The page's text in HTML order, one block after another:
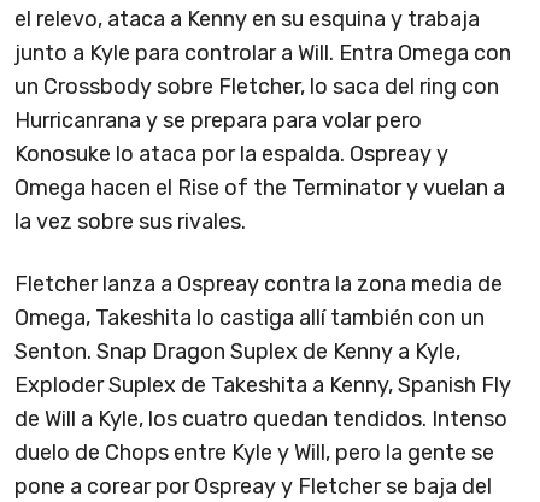
el relevo, ataca a Kenny en su esquina y trabaja
junto a Kyle para controlar a Will. Entra Omega con
un Crossbody sobre Fletcher, lo saca del ring con
Hurricanrana y se prepara para volar pero
Konosuke lo ataca por la espalda. Ospreay y
Omega hacen el Rise of the Terminator y vuelan a
la vez sobre sus rivales.
Fletcher lanza a Ospreay contra la zona media de
Omega, Takeshita lo castiga allí también con un
Senton. Snap Dragon Suplex de Kenny a Kyle,
Exploder Suplex de Takeshita a Kenny, Spanish Fly
de Will a Kyle, los cuatro quedan tendidos. Intenso
duelo de Chops entre Kyle y Will, pero la gente se
pone a corear por Ospreay y Fletcher se baja del